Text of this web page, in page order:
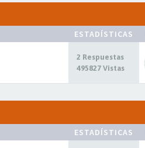
ESTADÍSTICAS
2 Respuestas
495827 Vistas
ESTADÍSTICAS